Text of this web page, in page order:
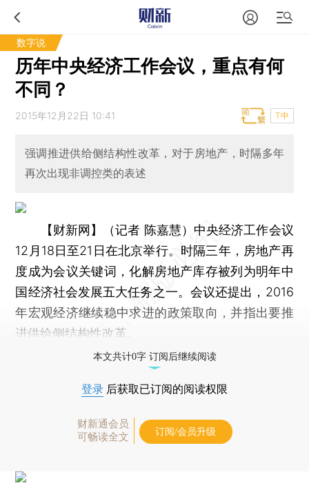
数字说
历年中央经济工作会议，重点有何
不同？
2015年12月22日 10:41 T中
强调推进供给侧结构性改革，对于房地产，时隔多年
再次出现非调控类的表述
【财新网】（记者 陈嘉慧） 中央经济工作会议
12月18日至21日在北京举行。时隔三年，房地产再
度成为会议关键词，化解房地产库存被列为明年中
国经济社会发展五大任务之一。会议还提出，2016
年宏观经济继续稳中求进的政策取向，并指出要推
进供给侧结构性改革。
本文共计0字 订阅后继续阅读
登录 后获取已订阅的阅读权限
财新通会员
可畅读全文
订阅/会员升级